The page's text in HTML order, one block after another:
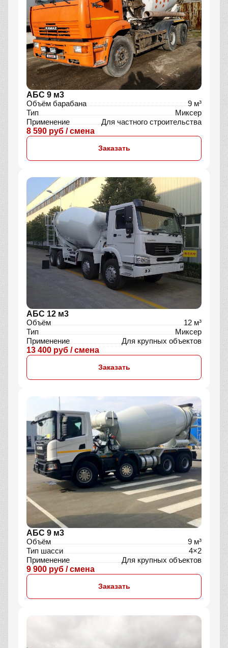
АБС 9 м3
Объём барабана
9 м³
Тип
Миксер
Применение
Для частного строительства
8 590 руб / смена
Заказать
АБС 12 м3
Объём
12 м³
Тип
Миксер
Применение
Для крупных объектов
13 400 руб / смена
Заказать
АБС 9 м3
Объём
9 м³
Тип шасси
4×2
Применение
Для крупных объектов
9 900 руб / смена
Заказать